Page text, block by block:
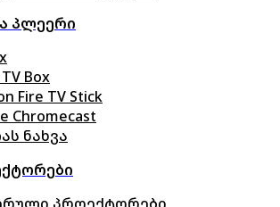
პლეერი
Box
Fire TV Stick
Chromecast
ნახვა